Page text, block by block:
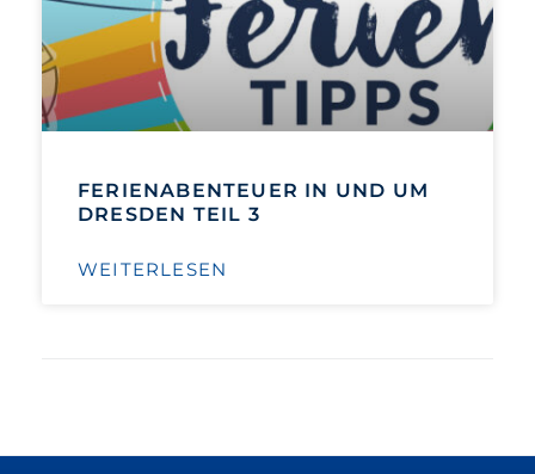
FERIENABENTEUER IN UND UM
DRESDEN TEIL 3
WEITERLESEN